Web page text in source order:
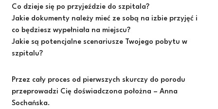
Co dzieje się po przyjeździe do szpitala?
Jakie dokumenty należy mieć ze sobą na izbie przyjęć i
co będziesz wypełniała na miejscu?
Jakie są potencjalne scenariusze Twojego pobytu w
szpitalu?
Przez cały proces od pierwszych skurczy do porodu
przeprowadzi Cię doświadczona położna – Anna
Sochańska.